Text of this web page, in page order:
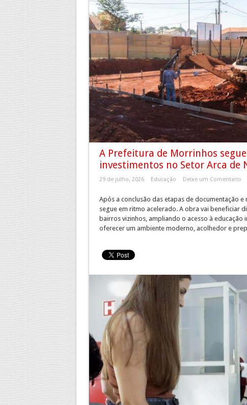
A Prefeitura de Morrinhos
investimentos no Setor Arca de
29 de julho, 2026 Educação Deixe um Comentario
Após a conclusão das etapas de documentação
segue em ritmo acelerado. A obra vai beneficiar
bairros vizinhos, ampliando o acesso à
oferecer um ambiente moderno, acolhedor e